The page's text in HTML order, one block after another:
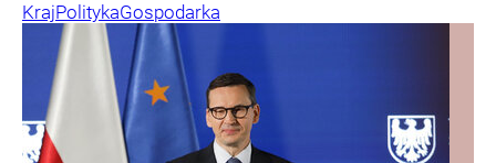
KrajPolitykaGospodarka